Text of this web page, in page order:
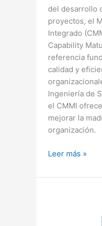
del desarrollo
proyectos, el
Integrado
Capability
referencia
calidad y
Ingeniería de
el CMMI
mejorar la
organización.
Entendiendo
Modelo
Leer más »